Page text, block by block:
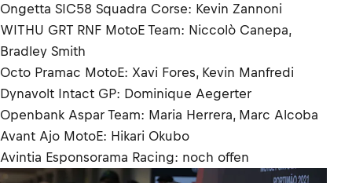
Ongetta SIC58 Squadra Corse: Kevin Zannoni
WITHU GRT RNF MotoE Team: Niccolò Canepa,
Bradley Smith
Octo Pramac MotoE: Xavi Fores, Kevin Manfredi
Dynavolt Intact GP: Dominique Aegerter
Openbank Aspar Team: Maria Herrera, Marc Alcoba
Avant Ajo MotoE: Hikari Okubo
Avintia Esponsorama Racing: noch offen